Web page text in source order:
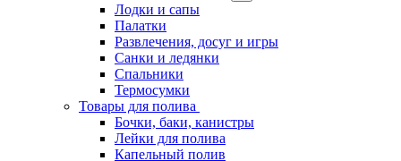
Лодки и сапы
Палатки
Развлечения, досуг и игры
Санки и ледянки
Спальники
Термосумки
Товары для полива
Бочки, баки, канистры
Лейки для полива
Капельный полив